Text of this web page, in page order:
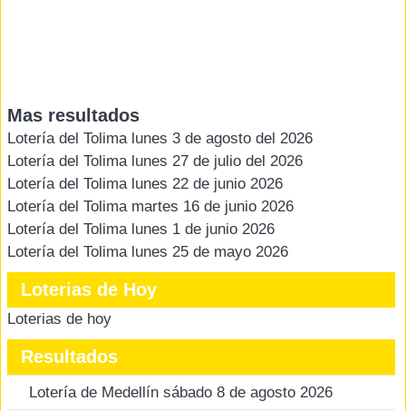
Mas resultados
Lotería del Tolima lunes 3 de agosto del 2026
Lotería del Tolima lunes 27 de julio del 2026
Lotería del Tolima lunes 22 de junio 2026
Lotería del Tolima martes 16 de junio 2026
Lotería del Tolima lunes 1 de junio 2026
Lotería del Tolima lunes 25 de mayo 2026
Loterias de Hoy
Loterias de hoy
Resultados
Lotería de Medellín sábado 8 de agosto 2026